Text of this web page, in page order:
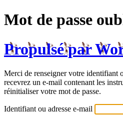
Mot de passe
Propulsé par
Merci de renseigner votre identifiant
recevrez un e-mail contenant les
réinitialiser votre mot de passe.
Identifiant ou adresse e-mail